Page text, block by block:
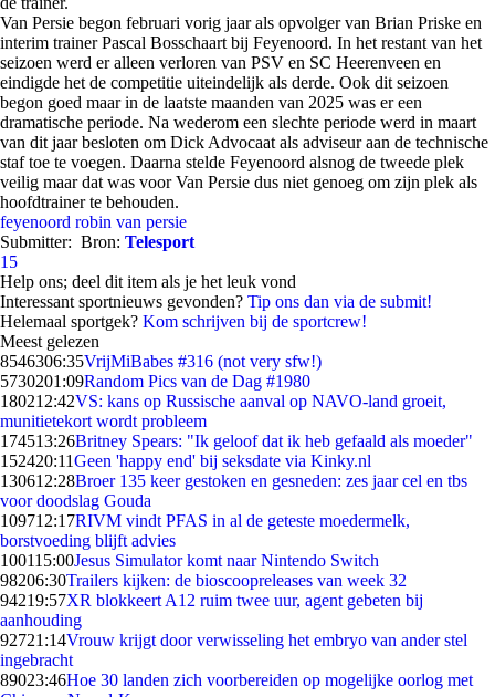
Van Persie begon februari vorig jaar als opvolger van Brian Priske en
interim trainer Pascal Bosschaart bij Feyenoord. In het restant van het
seizoen werd er alleen verloren van PSV en SC Heerenveen en
eindigde het de competitie uiteindelijk als derde. Ook dit seizoen
begon goed maar in de laatste maanden van 2025 was er een
dramatische periode. Na wederom een slechte periode werd in maart
van dit jaar besloten om Dick Advocaat als adviseur aan de technische
staf toe te voegen. Daarna stelde Feyenoord alsnog de tweede plek
veilig maar dat was voor Van Persie dus niet genoeg om zijn plek als
hoofdtrainer te behouden.
feyenoord robin van persie
Submitter: Bron: Telesport
15
Help ons; deel dit item als je het leuk vond
Interessant sportnieuws gevonden? Tip ons dan via de submit!
Helemaal sportgek? Kom schrijven bij de sportcrew!
Meest gelezen
8546306:35VrijMiBabes #316 (not very sfw!)
5730201:09Random Pics van de Dag #1980
180212:42VS: kans op Russische aanval op NAVO-land groeit,
munitietekort wordt probleem
174513:26Britney Spears: "Ik geloof dat ik heb gefaald als moeder"
152420:11Geen 'happy end' bij seksdate via Kinky.nl
130612:28Broer 135 keer gestoken en gesneden: zes jaar cel en tbs
voor doodslag Gouda
109712:17RIVM vindt PFAS in al de geteste moedermelk,
borstvoeding blijft advies
100115:00Jesus Simulator komt naar Nintendo Switch
98206:30Trailers kijken: de bioscoopreleases van week 32
94219:57XR blokkeert A12 ruim twee uur, agent gebeten bij
aanhouding
92721:14Vrouw krijgt door verwisseling het embryo van ander stel
ingebracht
89023:46Hoe 30 landen zich voorbereiden op mogelijke oorlog met